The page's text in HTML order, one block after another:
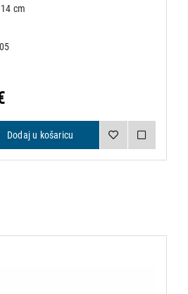
cm
Dodaj u košaricu